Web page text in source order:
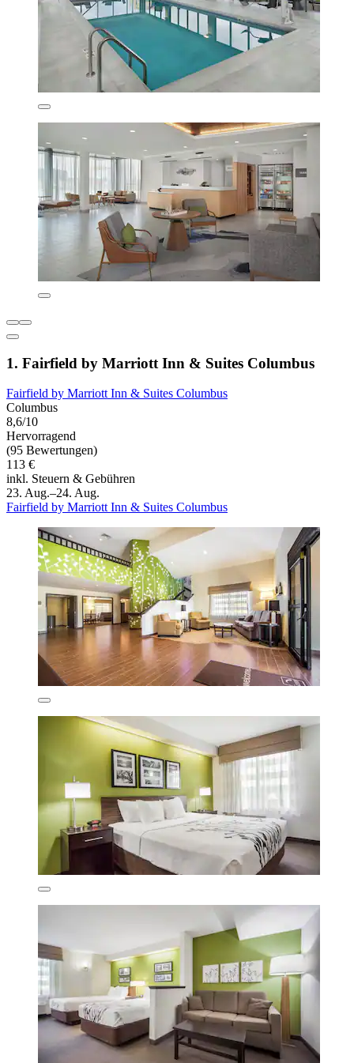
1. Fairfield by Marriott Inn & Suites Columbus
Fairfield by Marriott Inn & Suites Columbus
Columbus
8,6/10
Hervorragend
(95 Bewertungen)
113 €
inkl. Steuern & Gebühren
23. Aug.–24. Aug.
Fairfield by Marriott Inn & Suites Columbus